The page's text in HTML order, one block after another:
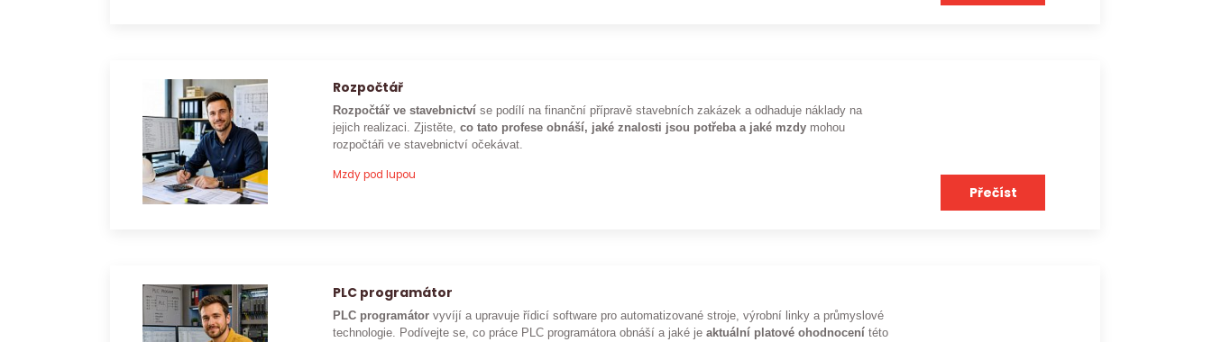
Rozpočtář
Rozpočtář ve stavebnictví se podílí na finanční přípravě stavebních zakázek a odhaduje náklady na
jejich realizaci. Zjistěte,co tato profese obnáší, jaké znalosti jsou potřeba a jaké mzdy mohou
rozpočtáři ve stavebnictví očekávat.
Mzdy pod lupou
Přečíst
PLC programátor
PLC programátor vyvíjí a upravuje řídicí software pro automatizované stroje, výrobní linky a průmyslové
technologie. Podívejte se, co práce PLC programátora obnáší a jaké je aktuální platové ohodnocení této